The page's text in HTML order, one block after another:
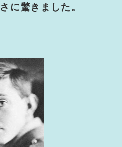
に驚きました。